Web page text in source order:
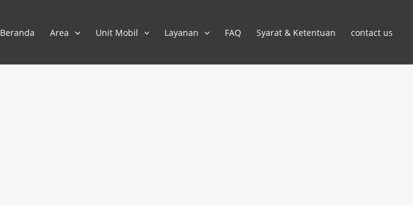
Beranda Area Unit Mobil Layanan FAQ Syarat & Ketentuan contact us